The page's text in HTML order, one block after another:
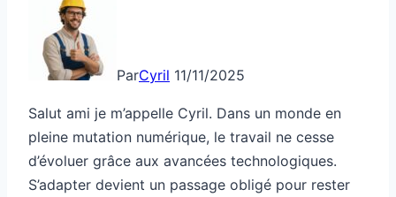
ParCyril 11/11/2025
Salut ami je m’appelle Cyril. Dans un monde en
pleine mutation numérique, le travail ne cesse
d’évoluer grâce aux avancées technologiques.
S’adapter devient un passage obligé pour rester